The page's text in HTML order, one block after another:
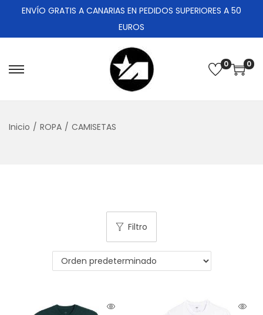
ENVÍO GRATIS A CANARIAS EN PEDIDOS SUPERIORES A 50
EUROS
0 0
Inicio / ROPA / CAMISETAS
Filtro